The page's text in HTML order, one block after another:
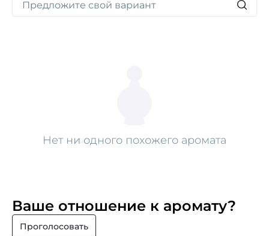
с открывающейся плиссированной атласной
внутренней частью.
Нет ни одного похожего аромата
Ваше отношение к аромату?
Проголосовать